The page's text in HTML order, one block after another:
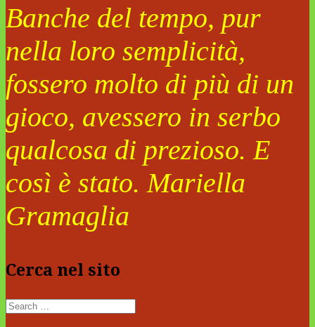
Banche del tempo, pur
nella loro semplicità,
fossero molto di più di un
gioco, avessero in serbo
qualcosa di prezioso. E
così è stato. Mariella
Gramaglia
Cerca nel sito